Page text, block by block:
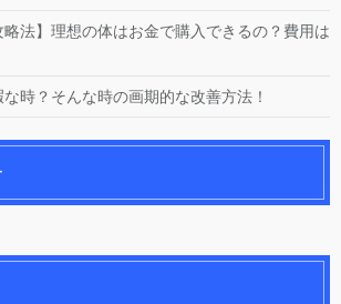
略法】理想の体はお金で購入できるの？費用は
時？そんな時の画期的な改善方法！